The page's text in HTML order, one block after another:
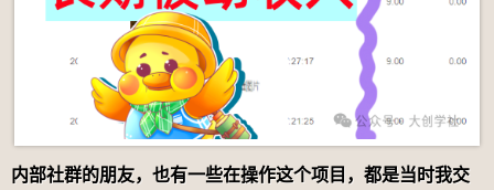
内部社群的朋友，也有一些在操作这个项目，都是当时我交